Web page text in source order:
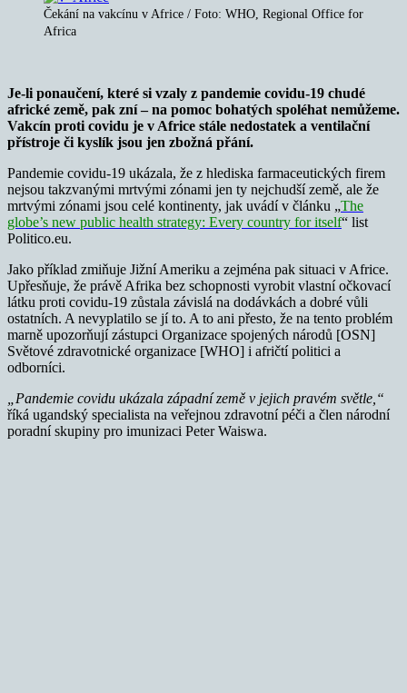
Čekání na vakcínu v Africe / Foto: WHO, Regional Office for
Africa
Je-li ponaučení, které si vzaly z pandemie covidu-19 chudé
africké země, pak zní – na pomoc bohatých spoléhat nemůžeme.
Vakcín proti covidu je v Africe stále nedostatek a ventilační
přístroje či kyslík jsou jen zbožná přání.
Pandemie covidu-19 ukázala, že z hlediska farmaceutických firem
nejsou takzvanými mrtvými zónami jen ty nejchudší země, ale že
mrtvými zónami jsou celé kontinenty, jak uvádí v článku „The
globe’s new public health strategy: Every country for itself“ list
Politico.eu.
Jako příklad zmiňuje Jižní Ameriku a zejména pak situaci v Africe.
Upřesňuje, že právě Afrika bez schopnosti vyrobit vlastní očkovací
látku proti covidu-19 zůstala závislá na dodávkách a dobré vůli
ostatních. A nevyplatilo se jí to. A to ani přesto, že na tento problém
marně upozorňují zástupci Organizace spojených národů [OSN]
Světové zdravotnické organizace [WHO] i afričtí politici a
odborníci.
„Pandemie covidu ukázala západní země v jejich pravém světle,“
říká ugandský specialista na veřejnou zdravotní péči a člen národní
poradní skupiny pro imunizaci Peter Waiswa.